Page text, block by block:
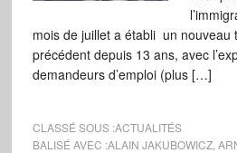
mois de juillet a établi un nouveau
précédent depuis 13 ans, avec
demandeurs d’emploi (plus […]
CLASSÉ SOUS :ACTUALITÉS
BALISÉ AVEC :ALAIN JAKUBOWICZ,